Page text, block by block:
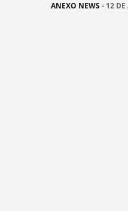
ANEXO NEWS - 12 DE